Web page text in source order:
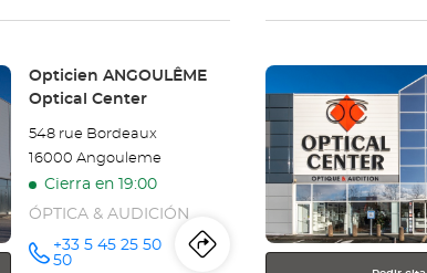
tienda
BRESSUIRE
Optical
Center
Tienda:
Opticien ANGOULÊME
Optical Center
548 rue Bordeaux
16000 Angouleme
Cierra en 19:00
ÓPTICA & AUDICIÓN
número
+33 5 45 25 50
50
Itinerario
a
Pulse
ENTER
obtener
más
información